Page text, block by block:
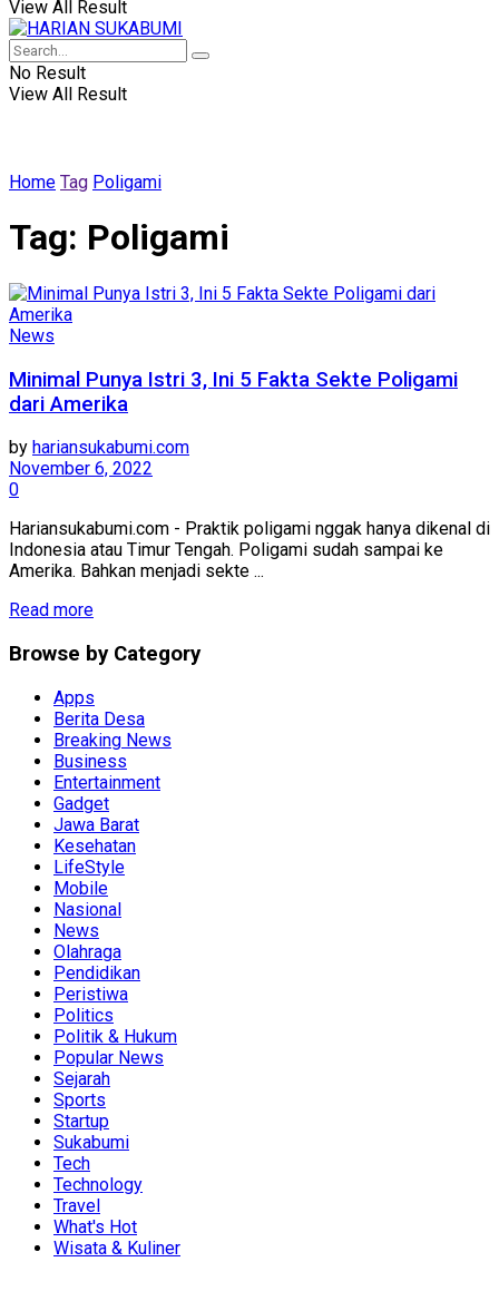
View All Result
No Result
View All Result
Home Tag Poligami
Tag: Poligami
News
Minimal Punya Istri 3, Ini 5 Fakta Sekte Poligami
dari Amerika
by hariansukabumi.com
November 6, 2022
0
Hariansukabumi.com - Praktik poligami nggak hanya dikenal di
Indonesia atau Timur Tengah. Poligami sudah sampai ke
Amerika. Bahkan menjadi sekte ...
Read more
Browse by Category
Apps
Berita Desa
Breaking News
Business
Entertainment
Gadget
Jawa Barat
Kesehatan
LifeStyle
Mobile
Nasional
News
Olahraga
Pendidikan
Peristiwa
Politics
Politik & Hukum
Popular News
Sejarah
Sports
Startup
Sukabumi
Tech
Technology
Travel
What's Hot
Wisata & Kuliner